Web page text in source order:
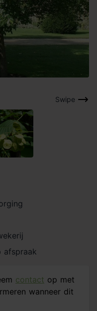
Swipe
afspraak
contact op met
wanneer dit